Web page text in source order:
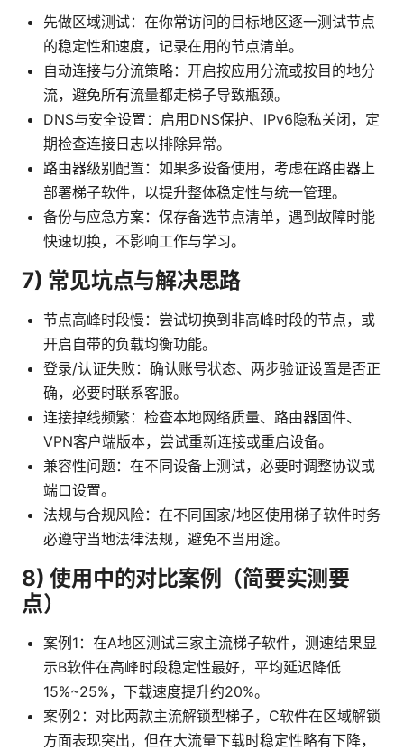
先做区域测试：在你常访问的目标地区逐一测试节点
的稳定性和速度，记录在用的节点清单。
自动连接与分流策略：开启按应用分流或按目的地分
流，避免所有流量都走梯子导致瓶颈。
DNS与安全设置：启用DNS保护、IPv6隐私关闭，定
期检查连接日志以排除异常。
路由器级别配置：如果多设备使用，考虑在路由器上
部署梯子软件，以提升整体稳定性与统一管理。
备份与应急方案：保存备选节点清单，遇到故障时能
快速切换，不影响工作与学习。
7) 常见坑点与解决思路
节点高峰时段慢：尝试切换到非高峰时段的节点，或
开启自带的负载均衡功能。
登录/认证失败：确认账号状态、两步验证设置是否正
确，必要时联系客服。
连接掉线频繁：检查本地网络质量、路由器固件、
VPN客户端版本，尝试重新连接或重启设备。
兼容性问题：在不同设备上测试，必要时调整协议或
端口设置。
法规与合规风险：在不同国家/地区使用梯子软件时务
必遵守当地法律法规，避免不当用途。
8) 使用中的对比案例（简要实测要
点）
案例1：在A地区测试三家主流梯子软件，测速结果显
示B软件在高峰时段稳定性最好，平均延迟降低
15%~25%，下载速度提升约20%。
案例2：对比两款主流解锁型梯子，C软件在区域解锁
方面表现突出，但在大流量下载时稳定性略有下降，